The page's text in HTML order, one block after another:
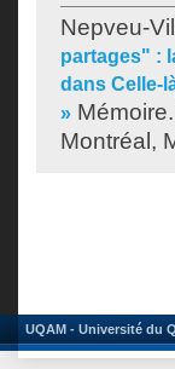
Nepveu-
partages" :
dans Celle-
»
Montréal,
UQAM - Université du